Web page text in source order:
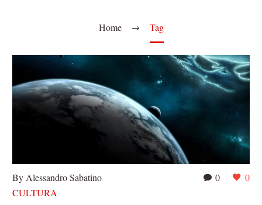
Home Tag
0 0
By Alessandro Sabatino
CULTURA